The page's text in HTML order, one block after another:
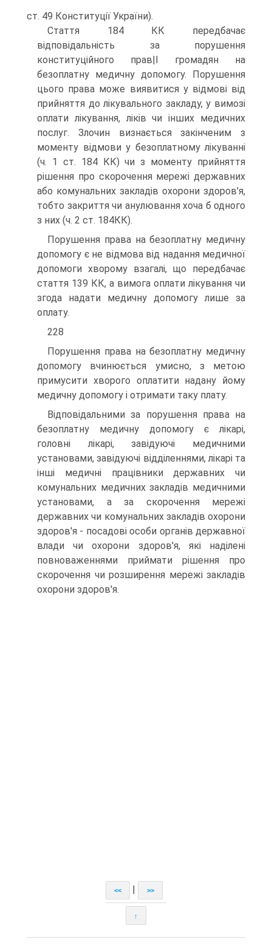
ст. 49 Конституції України).
Стаття 184 КК передбачає
відповідальність за порушення
конституційного прав|І громадян на
безоплатну медичну допомогу. Порушення
цього права може виявитися у відмові від
прийняття до лікувального закладу, у вимозі
оплати лікування, ліків чи інших медичних
послуг. Злочин визнається закінченим з
моменту відмови у безоплатному лікуванні
(ч. 1 ст. 184 КК) чи з моменту прийняття
рішення про скорочення мережі державних
або комунальних закладів охорони здоров'я,
тобто закриття чи анулювання хоча б одного
з них (ч. 2 ст. 184КК).
Порушення права на безоплатну медичну
допомогу є не відмова від надання медичної
допомоги хворому взагалі, що передбачає
стаття 139 КК, а вимога оплати лікування чи
згода надати медичну допомогу лише за
оплату.
228
Порушення права на безоплатну медичну
допомогу вчинюється умисно, з метою
примусити хворого оплатити надану йому
медичну допомогу і отримати таку плату.
Відповідальними за порушення права на
безоплатну медичну допомогу є лікарі,
головні лікарі, завідуючі медичними
установами, завідуючі відділеннями, лікарі та
інші медичні працівники державних чи
комунальних медичних закладів медичними
установами, а за скорочення мережі
державних чи комунальних закладів охорони
здоров'я - посадові особи органів державної
влади чи охорони здоров'я, які наділені
повноваженнями приймати рішення про
скорочення чи розширення мережі закладів
охорони здоров'я.
<< >>
↑